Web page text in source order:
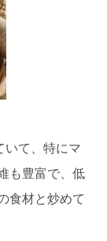
いて、特にマ
も豊富で、低
食材と炒めて